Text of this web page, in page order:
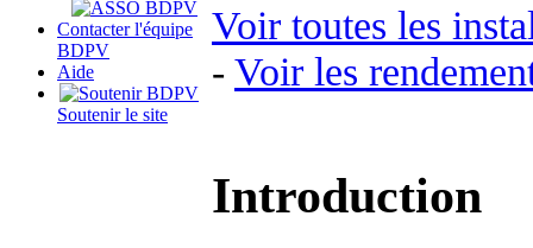
Contacter l'équipe
BDPV
Aide
Soutenir le site
Voir toutes les
- Voir les
Introduction